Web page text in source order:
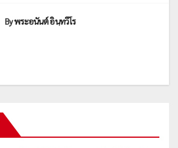
Byพระอนันต์ อินฺทวีโร